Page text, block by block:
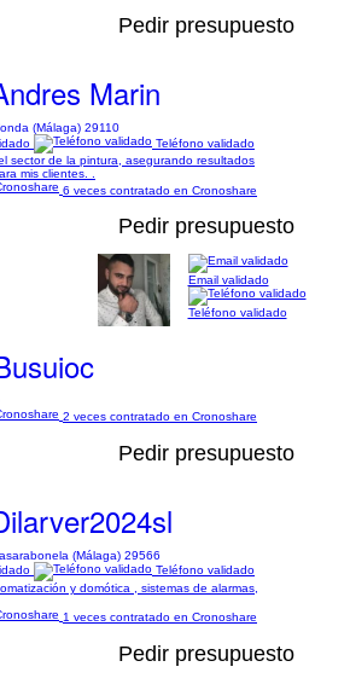
Pedir presupuesto
Marin
(Málaga) 29110
Teléfono validado
sector de la pintura, asegurando resultados
mis clientes. .
6 veces contratado en Cronoshare
Pedir presupuesto
Email validado
Teléfono validado
2 veces contratado en Cronoshare
Pedir presupuesto
(Málaga) 29566
Teléfono validado
y domótica , sistemas de alarmas,
1 veces contratado en Cronoshare
Pedir presupuesto